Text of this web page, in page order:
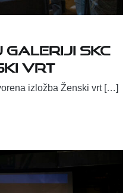
SKC
vrt
izložba Ženski vrt […]